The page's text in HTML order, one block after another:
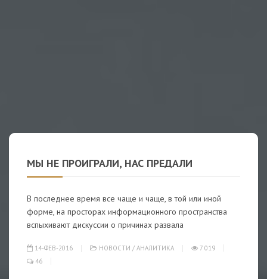
МЫ НЕ ПРОИГРАЛИ, НАС ПРЕДАЛИ
В последнее время все чаще и чаще, в той или иной
форме, на просторах информационного пространства
вспыхивают дискуссии о причинах развала
14-ФЕВ-2016 НОВОСТИ / АНАЛИТИКА
7 019
46